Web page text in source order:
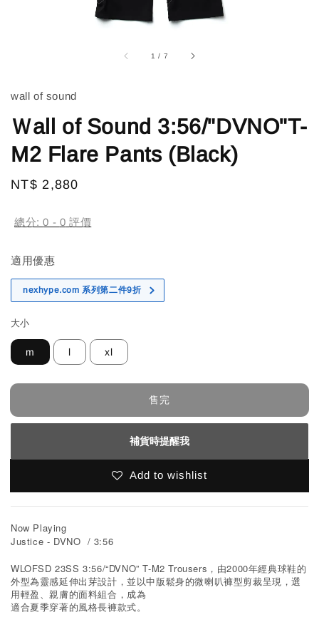
1 / 7
wall of sound
Ｗall of Sound 3:56/"DVNO"T-
M2 Flare Pants (Black)
Regular
NT$ 2,880
總分:0 - 0 評價
適用優惠
nexhype.com 系列第二件9折
大小
m l xl
售完
補貨時提醒我
Add to wishlist
Now Playing
Justice - DVNO / 3:56
WLOFSD 23SS 3:56/“DVNO” T-M2 Trousers ，由2000年經典球鞋的
外型為靈感延伸出芽設計，並以中版鬆身的微喇叭褲型剪裁呈現，選
用輕盈、親膚的面料組合，成為
適合夏季穿著的風格長褲款式。